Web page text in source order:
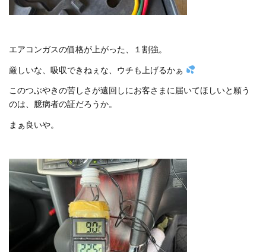
エアコンガスの価格が上がった、１割強。
厳しいな、吸収できねぇな、ウチも上げるかぁ
このつぶやきの苦しさが遠回しにお客さまに届いてほしいと願う
のは、臆病者の証だろうか。
まぁ良いや。